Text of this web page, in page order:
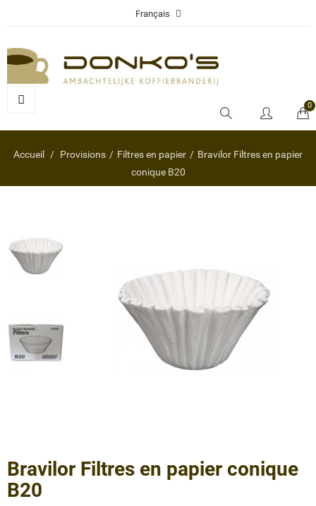
Français
0
Accueil Provisions Filtres en papier
Bravilor Filtres en papier
conique B20
Bravilor Filtres en papier conique
B20